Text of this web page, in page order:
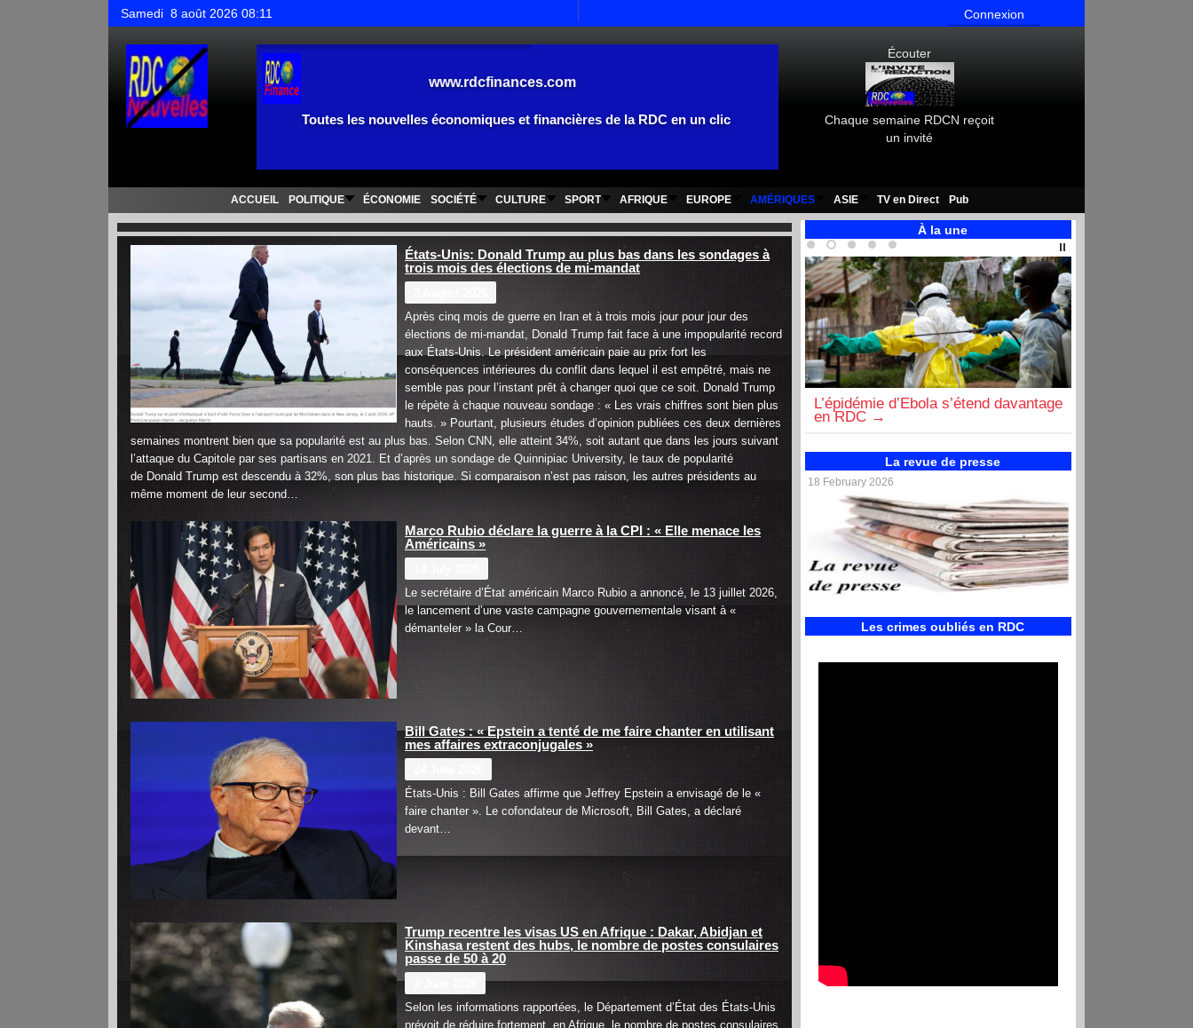
Samedi 8 août 2026 08:11 Connexion
Toutes les nouvelles économiques et financières de la RDC en un clic
www.rdcfinances.com
Écouter
Chaque semaine RDCN reçoit
un invité
ACCUEIL POLITIQUE ÉCONOMIE SOCIÉTÉ CULTURE SPORT AFRIQUE EUROPE AMÉRIQUES ASIE TV en Direct Pub
États-Unis: Donald Trump au plus bas dans les sondages à
trois mois des élections de mi-mandat
Après cinq mois de guerre en Iran et à trois mois jour pour jour des
élections de mi-mandat, Donald Trump fait face à une impopularité record
aux États-Unis. Le président américain paie au prix fort les
conséquences intérieures du conflit dans lequel il est empêtré, mais ne
semble pas pour l’instant prêt à changer quoi que ce soit. Donald Trump
le répète à chaque nouveau sondage : « Les vrais chiffres sont bien plus
hauts. » Pourtant, plusieurs études d’opinion publiées ces deux dernières
semaines montrent bien que sa popularité est au plus bas. Selon CNN, elle atteint 34%, soit autant que dans les jours suivant
l’attaque du Capitole par ses partisans en 2021. Et d’après un sondage de Quinnipiac University, le taux de popularité
de Donald Trump est descendu à 32%, son plus bas historique. Si comparaison n’est pas raison, les autres présidents au
même moment de leur second…
Marco Rubio déclare la guerre à la CPI : « Elle menace les
Américains »
Le secrétaire d’État américain Marco Rubio a annoncé, le 13 juillet 2026,
le lancement d’une vaste campagne gouvernementale visant à «
démanteler » la Cour…
Bill Gates : « Epstein a tenté de me faire chanter en utilisant
mes affaires extraconjugales »
États-Unis : Bill Gates affirme que Jeffrey Epstein a envisagé de le «
faire chanter ». Le cofondateur de Microsoft, Bill Gates, a déclaré
devant…
Trump recentre les visas US en Afrique : Dakar, Abidjan et
Kinshasa restent des hubs, le nombre de postes consulaires
passe de 50 à 20
Selon les informations rapportées, le Département d’État des États-Unis
prévoit de réduire fortement, en Afrique, le nombre de postes consulaires
À la une
Contrôle sanitaire à Maluku : les
premiers résultats...
L’épidémie d’Ebola s’étend davantage
en RDC
Des corps de civils découverts à
Mambasa, plusieurs...
La revue de presse
18 February 2026
Les crimes oubliés en RDC